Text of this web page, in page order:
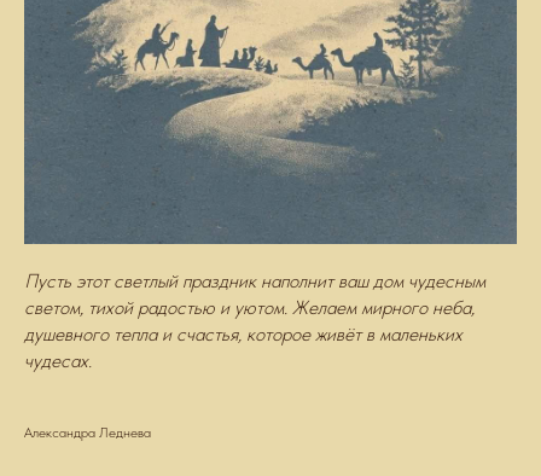
Пусть этот светлый праздник наполнит ваш дом чудесным
светом, тихой радостью и уютом. Желаем мирного неба,
душевного тепла и счастья, которое живёт в маленьких
чудесах.
Александра Леднева